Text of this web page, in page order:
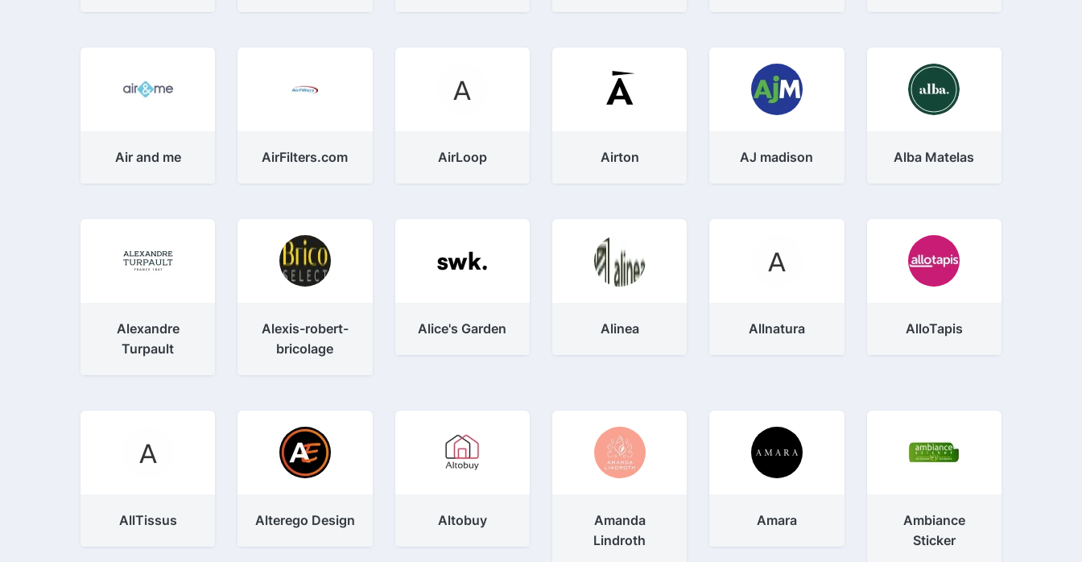
Air and me AirFilters.com AirLoop Airton AJ madison Alba Matelas
Alexandre
Turpault
Alexis-robert-
bricolage
Alice's Garden Alinea Allnatura AlloTapis
AllTissus Alterego Design Altobuy
Amanda
Lindroth
Amara
Ambiance
Sticker